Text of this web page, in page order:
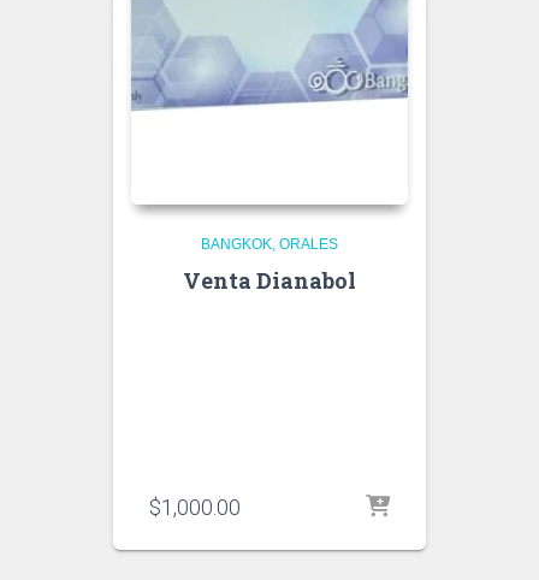
BANGKOK ORALES
Venta Dianabol
$1,000.00